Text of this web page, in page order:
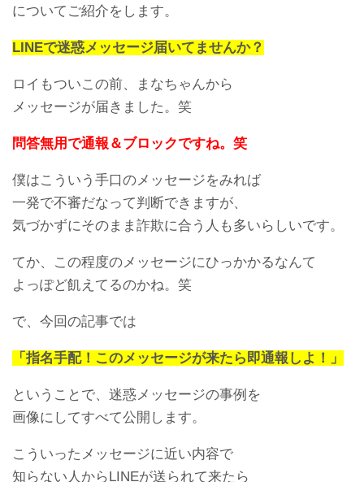
法
LINEアカウント削除できな
LINEを辞める方法
LINE ID変更する人は危険！
タンプもすべて保存する方
法
た友達を復活させる方法
についてご紹介をします。
LINEで迷惑メッセージ届いてませんか？
ロイもついこの前、まなちゃんから
メッセージが届きました。笑
問答無用で通報＆ブロックですね。笑
僕はこういう手口のメッセージをみれば
一発で不審だなって判断できますが、
気づかずにそのまま詐欺に合う人も多いらしいです。
てか、この程度のメッセージにひっかかるなんて
よっぽど飢えてるのかね。笑
で、今回の記事では
「指名手配！このメッセージが来たら即通報しよ！」
ということで、迷惑メッセージの事例を
画像にしてすべて公開します。
こういったメッセージに近い内容で
知らない人からLINEが送られて来たら